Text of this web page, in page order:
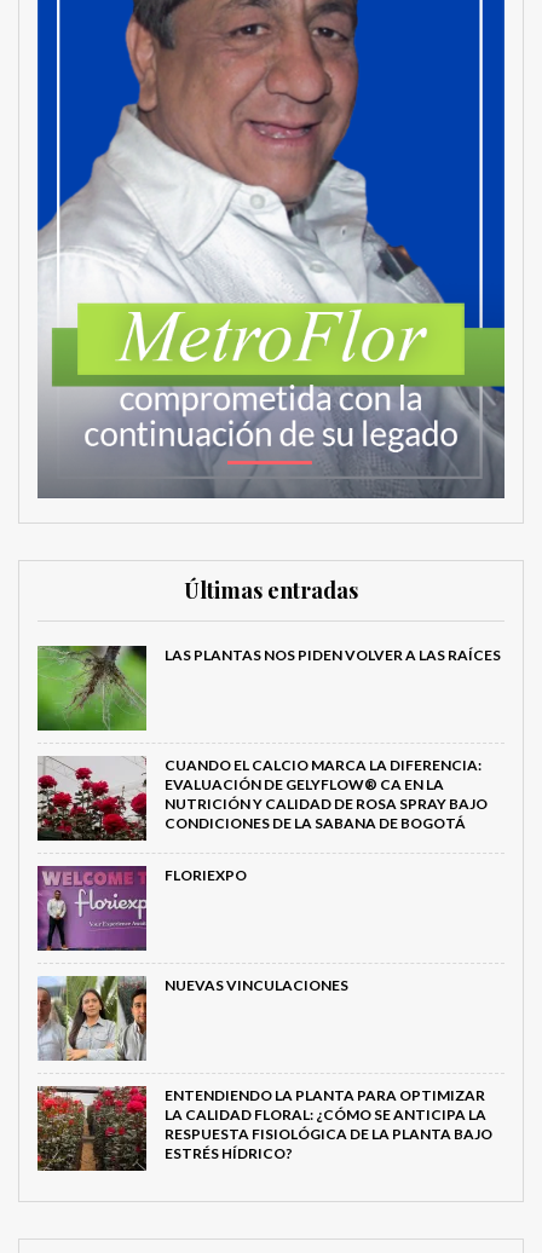
Últimas entradas
LAS PLANTAS NOS PIDEN VOLVER A LAS RAÍCES
CUANDO EL CALCIO MARCA LA DIFERENCIA:
EVALUACIÓN DE GELYFLOW® CA EN LA
NUTRICIÓN Y CALIDAD DE ROSA SPRAY BAJO
CONDICIONES DE LA SABANA DE BOGOTÁ
FLORIEXPO
NUEVAS VINCULACIONES
ENTENDIENDO LA PLANTA PARA OPTIMIZAR
LA CALIDAD FLORAL: ¿CÓMO SE ANTICIPA LA
RESPUESTA FISIOLÓGICA DE LA PLANTA BAJO
ESTRÉS HÍDRICO?